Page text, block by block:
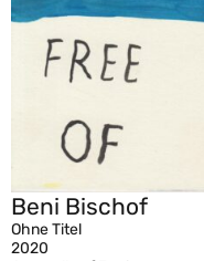
Beni Bischof
Ohne Titel
2020